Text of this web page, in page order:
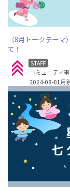
（8月トークテー
て！
STAFF
コミュニティ
2024-08-01 月